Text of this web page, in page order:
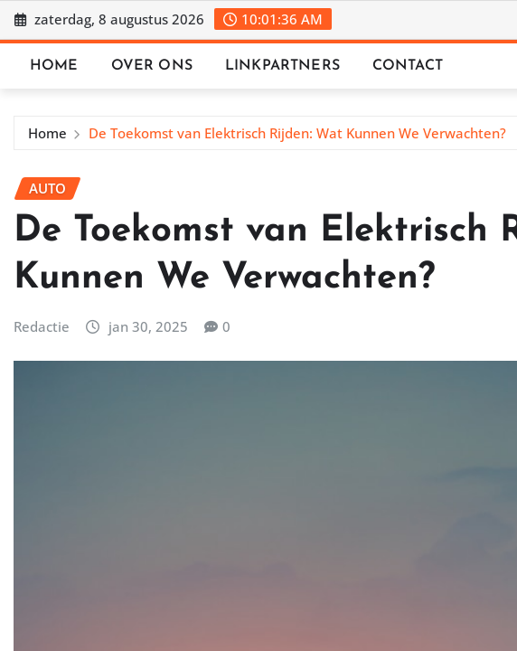
Ga
naar
zaterdag, 8 augustus 2026 10:01:37 AM
HOME OVER ONS LINKPARTNERS CONTACT
Home De Toekomst van Elektrisch Rijden: Wat Kunnen We Verwachten?
AUTO
De Toekomst van Elektrisch
Kunnen We Verwachten?
Redactie jan 30, 2025 0